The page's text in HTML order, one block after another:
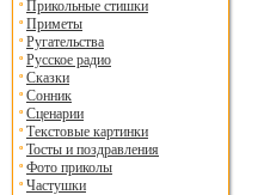
Прикольные стишки
Приметы
Ругательства
Русское радио
Сказки
Сонник
Сценарии
Текстовые картинки
Тосты и поздравления
Фото приколы
Частушки